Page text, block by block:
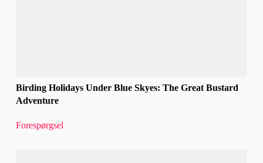
Birding Holidays Under Blue Skyes: The Great Bustard
Adventure
Forespørgsel